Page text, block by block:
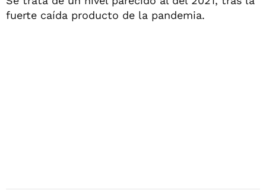
fuerte caída producto de la pandemia.